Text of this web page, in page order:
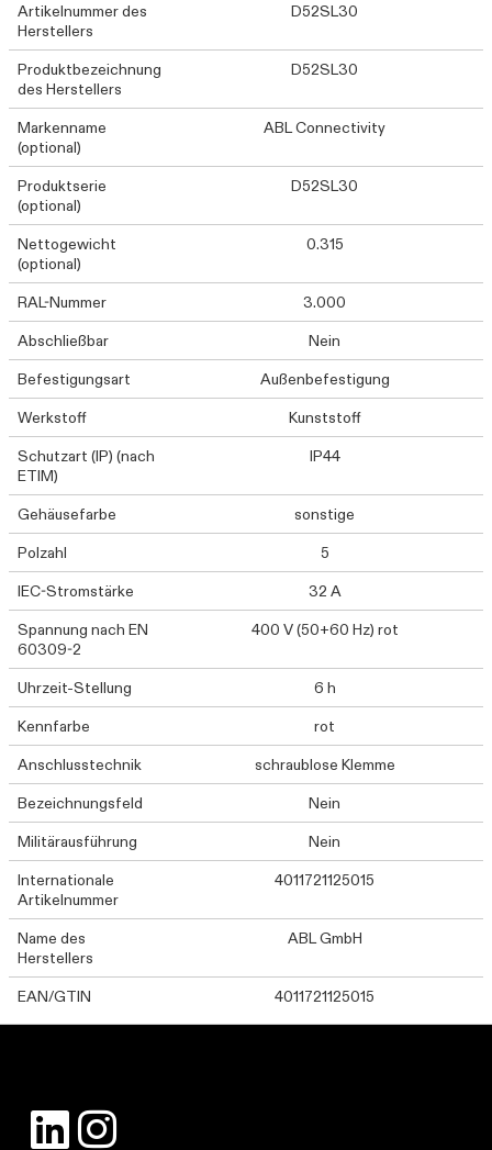
Artikelnummer des
Herstellers
D52SL30
Produktbezeichnung
des Herstellers
D52SL30
Markenname
(optional)
ABL Connectivity
Produktserie
(optional)
D52SL30
Nettogewicht
(optional)
0.315
RAL-Nummer
3.000
Abschließbar
Nein
Befestigungsart
Außenbefestigung
Werkstoff
Kunststoff
Schutzart (IP) (nach
ETIM)
IP44
Gehäusefarbe
sonstige
Polzahl
5
IEC-Stromstärke
32 A
Spannung nach EN
60309-2
400 V (50+60 Hz) rot
Uhrzeit-Stellung
6 h
Kennfarbe
rot
Anschlusstechnik
schraublose Klemme
Bezeichnungsfeld
Nein
Militärausführung
Nein
Internationale
Artikelnummer
4011721125015
Name des
Herstellers
ABL GmbH
EAN/GTIN 4011721125015